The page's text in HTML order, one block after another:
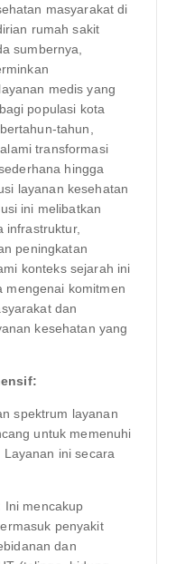
masyarakat di
rumah sakit
sumbernya,
medis yang
populasi kota
tahun,
transformasi
hingga
layanan kesehatan
ini melibatkan
infrastruktur,
peningkatan
konteks sejarah ini
mengenai komitmen
dan
kesehatan yang
spektrum layanan
untuk memenuhi
ini secara
Ini mencakup
penyakit
dan